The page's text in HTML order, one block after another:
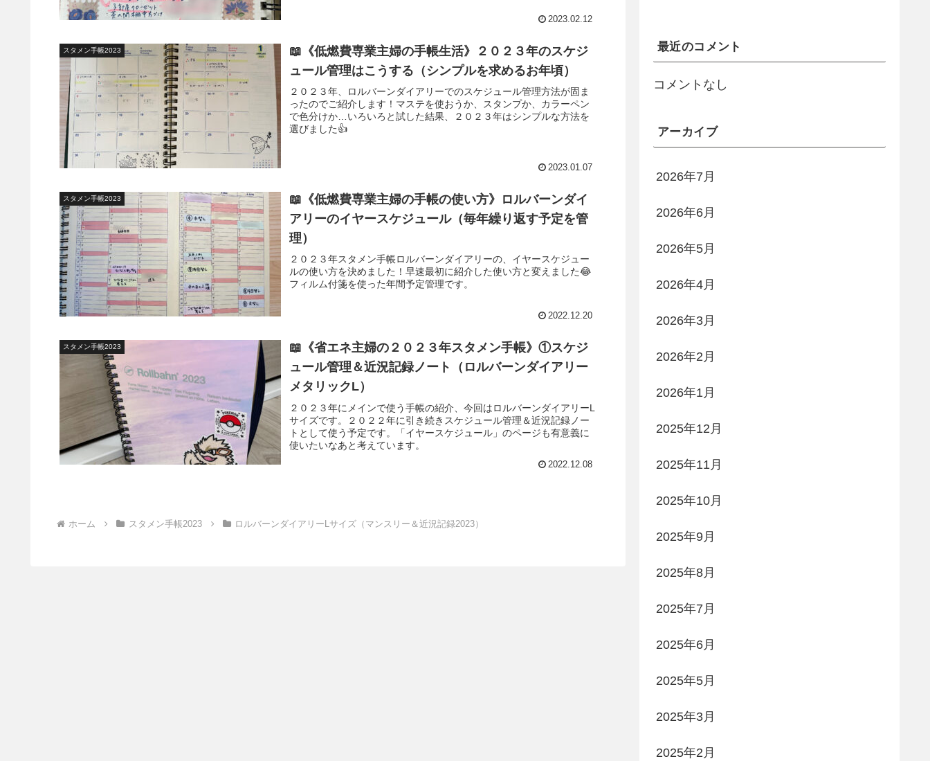
2023.02.12
スタメン手帳2023
📖《低燃費専業主婦の手帳生活》２０２３年のスケジ
ュール管理はこうする（シンプルを求めるお年頃）
２０２３年、ロルバーンダイアリーでのスケジュール管理方法が固ま
ったのでご紹介します！マステを使おうか、スタンプか、カラーペン
で色分けか…いろいろと試した結果、２０２３年はシンプルな方法を
選びました👍
2023.01.07
スタメン手帳2023
📖《低燃費専業主婦の手帳の使い方》ロルバーンダイ
アリーのイヤースケジュール（毎年繰り返す予定を管
理）
２０２３年スタメン手帳ロルバーンダイアリーの、イヤースケジュー
ルの使い方を決めました！早速最初に紹介した使い方と変えました😂
フィルム付箋を使った年間予定管理です。
2022.12.20
スタメン手帳2023
📖《省エネ主婦の２０２３年スタメン手帳》①スケジ
ュール管理＆近況記録ノート（ロルバーンダイアリー
メタリックL）
２０２３年にメインで使う手帳の紹介、今回はロルバーンダイアリーL
サイズです。２０２２年に引き続きスケジュール管理＆近況記録ノー
トとして使う予定です。「イヤースケジュール」のページも有意義に
使いたいなあと考えています。
2022.12.08
ホーム スタメン手帳2023 ロルバーンダイアリーLサイズ（マンスリー＆近況記録2023）
最近のコメント
コメントなし
アーカイブ
2026年7月
2026年6月
2026年5月
2026年4月
2026年3月
2026年2月
2026年1月
2025年12月
2025年11月
2025年10月
2025年9月
2025年8月
2025年7月
2025年6月
2025年5月
2025年3月
2025年2月